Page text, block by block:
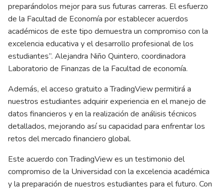
preparándolos mejor para sus futuras carreras. El esfuerzo
de la Facultad de Economía por establecer acuerdos
académicos de este tipo demuestra un compromiso con la
excelencia educativa y el desarrollo profesional de los
estudiantes”. Alejandra Niño Quintero, coordinadora
Laboratorio de Finanzas de la Facultad de economía.
Además, el acceso gratuito a TradingView permitirá a
nuestros estudiantes adquirir experiencia en el manejo de
datos financieros y en la realización de análisis técnicos
detallados, mejorando así su capacidad para enfrentar los
retos del mercado financiero global.
Este acuerdo con TradingView es un testimonio del
compromiso de la Universidad con la excelencia académica
y la preparación de nuestros estudiantes para el futuro. Con